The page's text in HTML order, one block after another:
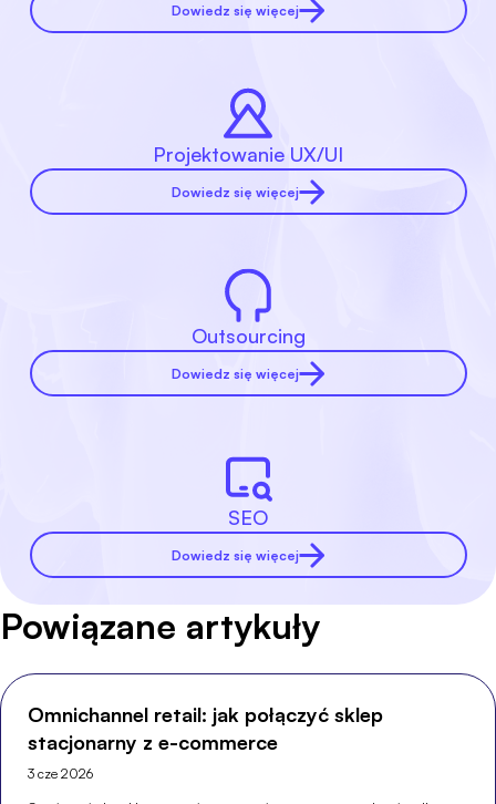
Dowiedz się więcej
Projektowanie UX/UI
Dowiedz się więcej
Outsourcing
Dowiedz się więcej
SEO
Dowiedz się więcej
Powiązane artykuły
Omnichannel retail: jak połączyć sklep
stacjonarny z e-commerce
3 cze 2026